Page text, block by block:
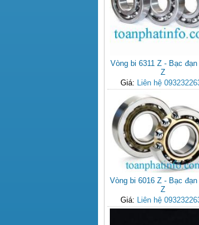
Vòng bi 6311 Z - Bạc đạn
Z
Giá: Liên hệ
Vòng bi 6016 Z - Bạc đạn
Z
Giá:
Liên hệ